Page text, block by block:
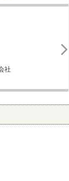
社